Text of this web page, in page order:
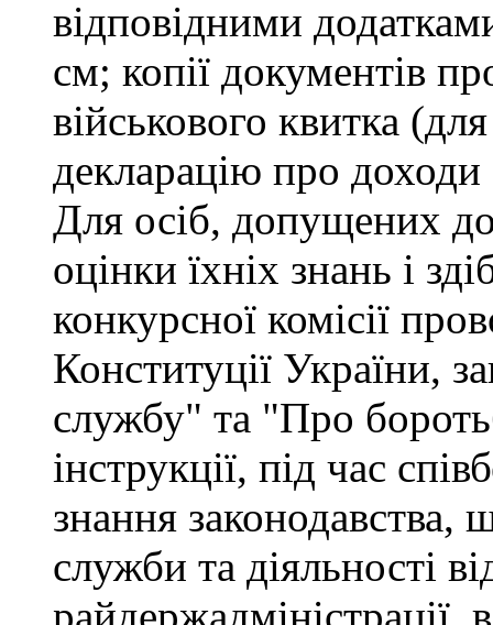
відповідними
см; копії документів
військового квитка
декларацію про доходи
Для осіб, допущених
оцінки їхніх знань і
конкурсної комісії
Конституції України,
службу" та "Про
інструкції, під час
знання законодавства,
служби та діяльності
райдержадміністрації,